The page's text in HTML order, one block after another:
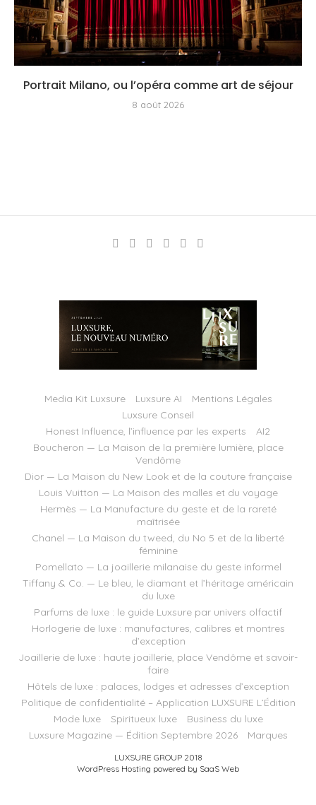
Portrait Milano, ou l’opéra comme art de séjour
8 août 2026
Media Kit Luxsure Luxsure AI
Mentions Légales
Luxsure Conseil
Honest Influence, l’influence par les experts
AI2
Boucheron — La Maison de la première lumière, place
Vendôme
Dior — La Maison du New Look et de la couture française
Louis Vuitton — La Maison des malles et du voyage
Hermès — La Manufacture du geste et de la rareté
maîtrisée
Chanel — La Maison du tweed, du No 5 et de la liberté
féminine
Pomellato — La joaillerie milanaise du geste informel
Tiffany & Co. — Le bleu, le diamant et l’héritage américain
du luxe
Parfums de luxe : le guide Luxsure par univers olfactif
Horlogerie de luxe : manufactures, calibres et montres
d’exception
Joaillerie de luxe : haute joaillerie, place Vendôme et savoir-
faire
Hôtels de luxe : palaces, lodges et adresses d’exception
Politique de confidentialité – Application LUXSURE L’Édition
Mode luxe
Spiritueux luxe
Business du luxe
Luxsure Magazine — Édition Septembre 2026
Marques
LUXSURE GROUP 2018
WordPress Hosting powered by SaaS Web